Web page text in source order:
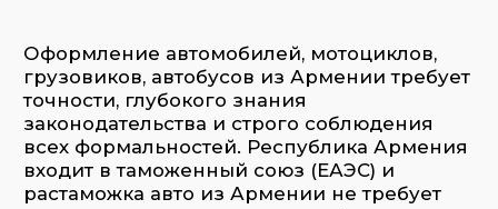
Компания ФТС-Сервис является лидером
по количеству растаможенных
автомобилей и других категорий
транспорта в Российской Федерации и
предоставляет полный спектр услуг по
оформлению транспортных средств при их
ввозе из Армении включая выкуп и
доставку до конечного покупателя —
быстро, профессионально и с учётом всех
актуальных требований.